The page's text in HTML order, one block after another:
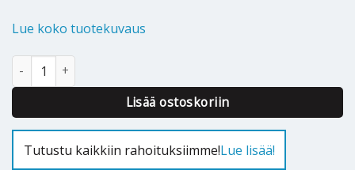
Lue koko tuotekuvaus
Poistoilmalämpöpumppu Nilan EC9 jäähdytyksellä ja
Lisää ostoskoriin
Alternative:
Tutustu kaikkiin rahoituksiimme!Lue lisää!